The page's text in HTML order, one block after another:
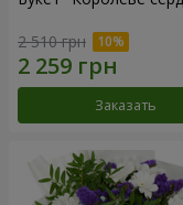
2 510 грн
Заказать